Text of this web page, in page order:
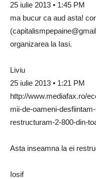
25 iulie 2013 • 1:45 PM
ma bucur ca aud asta!
(
organizarea la Iasi.
Liviu
25 iulie 2013 • 1:21 PM
http://www.mediafax.ro/
mii-de-oameni-
restructuram-2-800-din-
Asta inseamna la ei
Iosif